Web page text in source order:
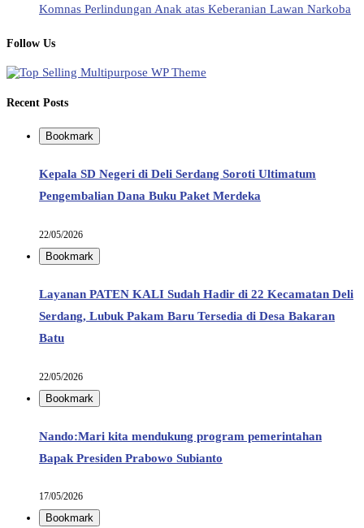
Komnas Perlindungan Anak atas Keberanian Lawan Narkoba
Follow Us
Recent Posts
Bookmark
Kepala SD Negeri di Deli Serdang Soroti Ultimatum
Pengembalian Dana Buku Paket Merdeka
22/05/2026
Bookmark
Layanan PATEN KALI Sudah Hadir di 22 Kecamatan Deli
Serdang, Lubuk Pakam Baru Tersedia di Desa Bakaran
Batu
22/05/2026
Bookmark
Nando:Mari kita mendukung program pemerintahan
Bapak Presiden Prabowo Subianto
17/05/2026
Bookmark